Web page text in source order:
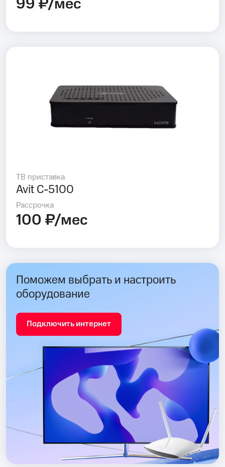
99 ₽/мес
ТВ приставка
Avit C-5100
Рассрочка
100 ₽/мес
Поможем выбрать и настроить
оборудование
Подключить интернет